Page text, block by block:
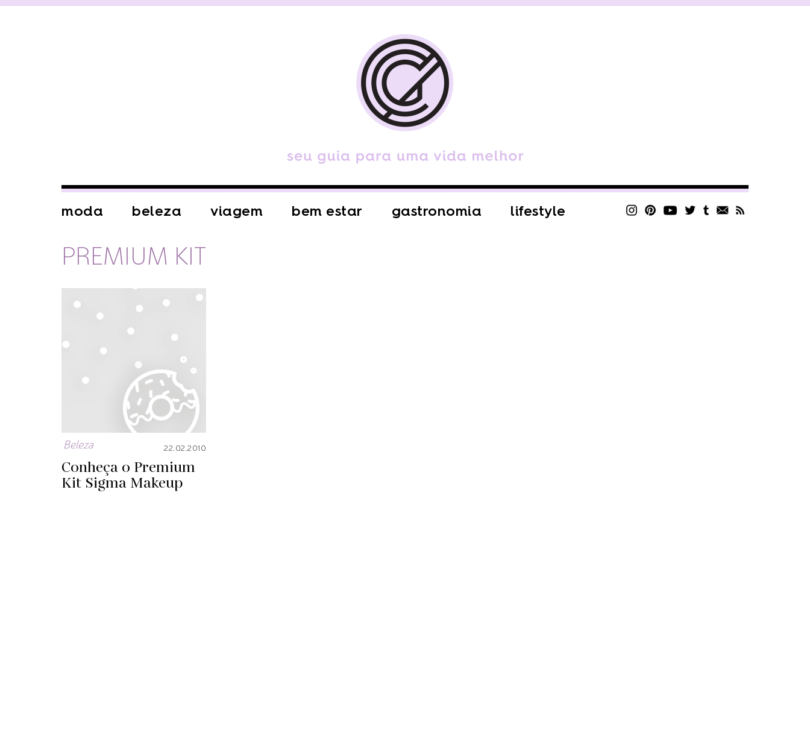
moda beleza viagem bem estar gastronomia lifestyle
PREMIUM KIT
Beleza 22.02.2010
Conheça o Premium
Kit Sigma Makeup